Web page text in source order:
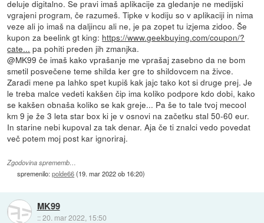
deluje digitalno. Se pravi imaš aplikacije za gledanje ne medijski
vgrajeni program, če razumeš. Tipke v kodiju so v aplikaciji in nima
veze ali jo imaš na daljincu ali ne, je pa zopet tu izjema zidoo. Še
kupon za beelink gt king: https://www.geekbuying.com/coupon/?
cate... pa pohiti preden jih zmanjka.
@MK99 če imaš kako vprašanje me vprašaj zasebno da ne bom
smetil posvečene teme shilda ker gre to shildovcem na živce.
Zaradi mene pa lahko spet kupiš kak jajc tako kot si druge prej. Je
le treba malce vedeti kakšen čip ima koliko podpore kdo dobi, kako
se kakšen obnaša koliko se kak greje... Pa še to tale tvoj mecool
km 9 je že 3 leta star box ki je v osnovi na začetku stal 50-60 eur.
In starine nebi kupoval za tak denar. Aja če ti znalci vedo povedat
več potem moj post kar ignoriraj.
Zgodovina sprememb…
spremenilo:polde66(19. mar 2022 ob 16:20)
MK99
::20. mar 2022, 15:50